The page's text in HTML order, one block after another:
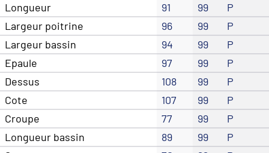
Longueur
91 99
P
Largeur poitrine
96 99
P
Largeur bassin
94 99
P
Epaule
97 99
P
Dessus
108 99
P
Cote
107 99
P
Croupe
77 99
P
Longueur bassin
89 99
P